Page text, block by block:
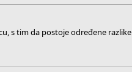
s tim da postoje određene razlike